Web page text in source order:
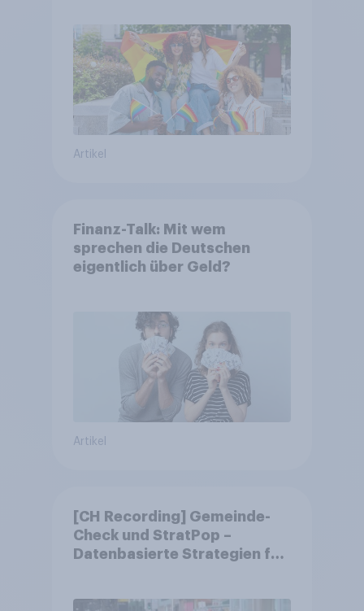
Artikel
Finanz-Talk: Mit wem
sprechen die Deutschen
eigentlich über Geld?
Artikel
[CH Recording] Gemeinde-
Check und StratPop –
Datenbasierte Strategien für